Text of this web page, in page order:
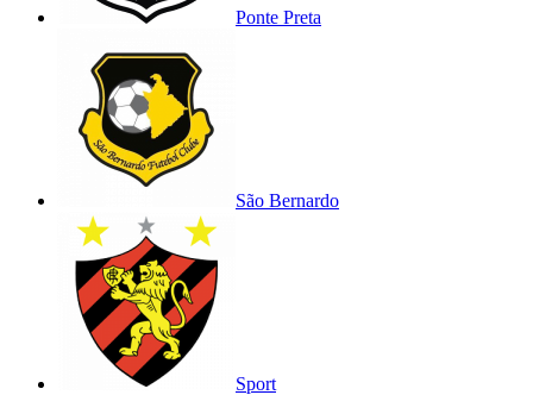
Ponte Preta
São Bernardo
Sport